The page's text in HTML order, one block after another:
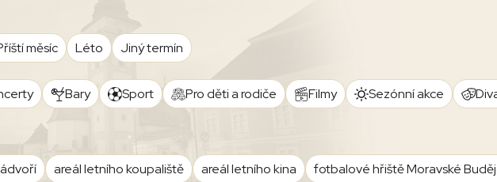
měsíc Léto
Jiný termín
Bary Sport Pro děti a rodiče Filmy Sezónní akce
areál letního koupaliště areál letního kina
fotbalové hřiště Moravské